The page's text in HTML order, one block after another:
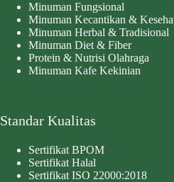
Minuman Fungsional
Minuman Kecantikan &
Minuman Herbal & Tradisional
Minuman Diet & Fiber
Protein & Nutrisi Olahraga
Minuman Kafe Kekinian
Standar Kualitas
Sertifikat BPOM
Sertifikat Halal
Sertifikat ISO 22000:2018